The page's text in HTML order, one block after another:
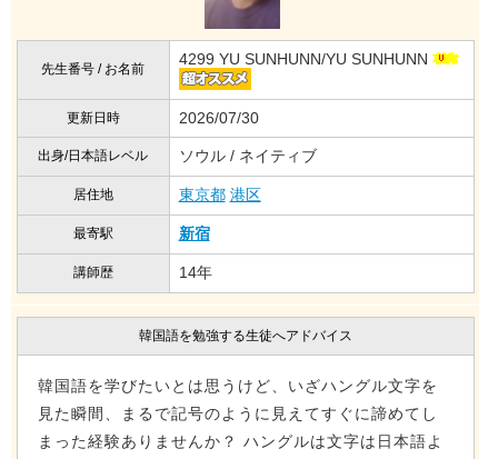
先生番号 / お名前
4299 YU SUNHUNN/YU SUNHUNN
更新日時 2026/07/30
出身/日本語レベル ソウル / ネイティブ
居住地 東京都 港区
最寄駅 新宿
講師歴 14年
韓国語を勉強する生徒へアドバイス
韓国語を学びたいとは思うけど、いざハングル文字を
見た瞬間、まるで記号のように見えてすぐに諦めてし
まった経験ありませんか？ ハングルは文字は日本語よ